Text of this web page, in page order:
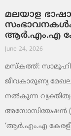
മലയാള
ആർ.എം.എ
June 24, 2026
മസ്കത്ത്:
ജീവകാരുണ്യ
നൽകുന്ന
അസോസിയേഷൻ
‘ആർ.എം.എ